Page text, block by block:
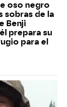
oso negro
sobras de la
Benji
prepara su
para el